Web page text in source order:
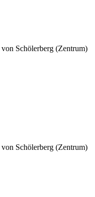
von Schölerberg (Zentrum)
von Schölerberg (Zentrum)